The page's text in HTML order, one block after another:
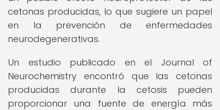
cetonas producidas, lo que sugiere un papel
en la prevención de enfermedades
neurodegenerativas.
Un estudio publicado en el Journal of
Neurochemistry encontró que las cetonas
producidas durante la cetosis pueden
proporcionar una fuente de energía más